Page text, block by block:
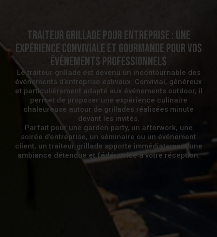
Traiteur grillade pour entreprise : une
expérience conviviale et gourmande pour vos
événements professionnels
Le traiteur grillade est devenu un incontournable des
événements d’entreprise estivaux. Convivial, généreux
et particulièrement adapté aux événements outdoor, il
permet de proposer une expérience culinaire
chaleureuse autour de grillades réalisées minute
devant les invités.
Parfait pour une garden party, un afterwork, une
soirée d’entreprise, un séminaire ou un événement
client, un traiteur grillade apporte immédiatement une
ambiance détendue et fédératrice à votre réception.